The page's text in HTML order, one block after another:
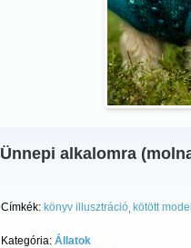
Ünnepi alkalomra
Címkék: könyv illusztráció kötött
Kategória: Állatok